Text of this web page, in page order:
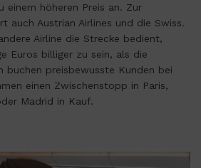
einem höheren Preis an. Zur
auch Austrian Airlines und die Swiss.
Airline die Strecke bedient,
Euros billiger zu sein, als die
buchen preisbewusste Kunden bei
einen Zwischenstopp in Paris,
Madrid in Kauf.